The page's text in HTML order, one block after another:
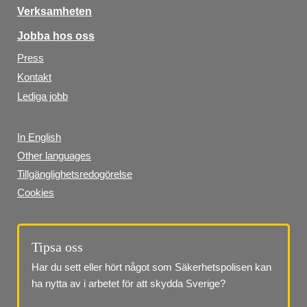
Verksamheten
Jobba hos oss
Press
Kontakt
Lediga jobb
In English
Other languages
Tillgänglighetsredogörelse
Cookies
Tipsa oss
Har du sett eller hört något som Säkerhetspolisen kan
ha nytta av i arbetet för att skydda Sverige?